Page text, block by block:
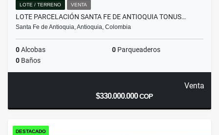
LOTE / TERRENO VENTA
LOTE PARCELACIÓN SANTA FE DE ANTIOQUIA TONUS…
Santa Fe de Antioquia, Antioquia, Colombia
0Alcobas 0 Parqueaderos
0 Baños
Venta
$330.000.000COP
DESTACADO